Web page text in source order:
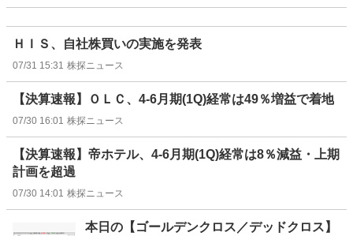
ＨＩＳ、自社株買いの実施を発表
07/31 15:31 株探ニュース
【決算速報】ＯＬＣ、4-6月期(1Q)経常は49％増益で着地
07/30 16:01 株探ニュース
【決算速報】帝ホテル、4-6月期(1Q)経常は8％減益・上期
計画を超過
07/30 14:01 株探ニュース
本日の【ゴールデンクロス／デッドクロス】